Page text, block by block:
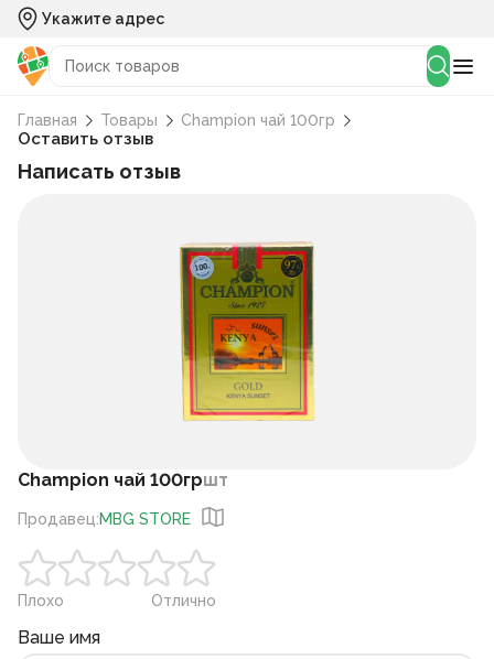
Укажите адрес
Главная Товары Champion чай 100гр
Оставить отзыв
Написать отзыв
Champion чай 100гршт
Продавец:MBG STORE
Плохо Отлично
Ваше имя